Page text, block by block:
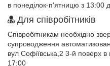
в понеділок-п'ятницю з 13:00
Для співробітників
Співробітникам необхідно
супроводження
вул Софіївська,2 3-й поверх
17:00